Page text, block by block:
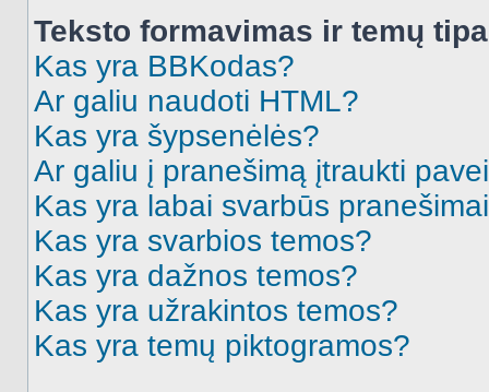
Teksto formavimas ir temų
Kas yra BBKodas?
Ar galiu naudoti HTML?
Kas yra šypsenėlės?
Ar galiu į pranešimą įtraukti
Kas yra labai svarbūs
Kas yra svarbios temos?
Kas yra dažnos temos?
Kas yra užrakintos temos?
Kas yra temų piktogramos?